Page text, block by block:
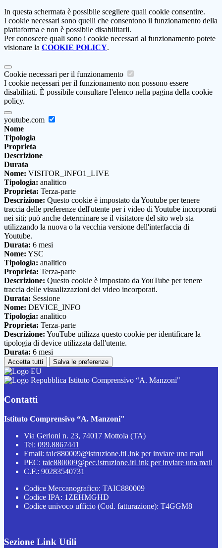
In questa schermata è possibile scegliere quali cookie consentire.
I cookie necessari sono quelli che consentono il funzionamento della
piattaforma e non è possibile disabilitarli.
Per conoscere quali sono i cookie necessari al funzionamento potete
visionare la COOKIE POLICY.
Cookie necessari per il funzionamento
I cookie necessari per il funzionamento non possono essere
disabilitati. È possibile consultare l'elenco nella pagina della cookie
policy.
youtube.com
Nome
Tipologia
Proprieta
Descrizione
Durata
Nome: VISITOR_INFO1_LIVE
Tipologia: analitico
Proprieta: Terza-parte
Descrizione: Questo cookie è impostato da Youtube per tenere
traccia delle preferenze dell'utente per i video di Youtube incorporati
nei siti; può anche determinare se il visitatore del sito web sta
utilizzando la nuova o la vecchia versione dell'interfaccia di
Youtube.
Durata: 6 mesi
Nome: YSC
Tipologia: analitico
Proprieta: Terza-parte
Descrizione: Questo cookie è impostato da YouTube per tenere
traccia delle visualizzazioni dei video incorporati.
Durata: Sessione
Nome: DEVICE_INFO
Tipologia: analitico
Proprieta: Terza-parte
Descrizione: YouTube utilizza questo cookie per identificare la
tipologia di device utilizzata dall'utente.
Durata: 6 mesi
Accetta tutti Salva le preferenze
Istituto Comprensivo “A. Manzoni"
Contatti
Istituto Comprensivo “A. Manzoni"
Via Gerloni n. 23, 74017 Mottola (TA)
Tel: 099.8867441
Email: taic880009@istruzione.itLink per inviare una mail
PEC: taic880009@pec.istruzione.itLink per inviare una mail
C.F.: 90283540731
Codice Meccanografico: TAIC880009
Codice IPA: 1ZEHMGHD
Codice univoco ufficio (Cod. fatturazione): T4GGM8
Sezione Link Utili